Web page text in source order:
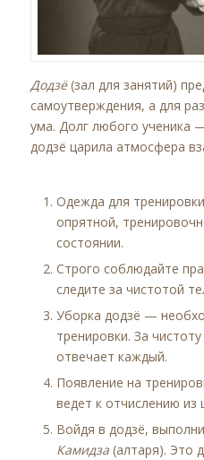
Додзё(зал для занятий)
самоутверждения, а для
ума. Долг любого ученика
додзё царила атмосфера
Одежда для
опрятной,
состоянии.
Строго соблюдайте
следите за чистотой
Уборка додзё —
тренировки. За
отвечает каждый.
Появление на
ведет к отчислению из
Войдя в додзё,
Камидза(алтаря). Это